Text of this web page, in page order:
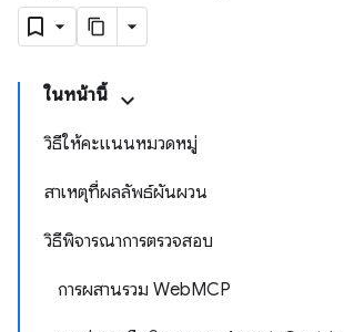
ในหน้านี้
วิธีให้คะแนนหมวดหมู่
สาเหตุที่ผลลัพธ์ผันผวน
วิธีพิจารณาการตรวจสอบ
การผสานรวม WebMCP